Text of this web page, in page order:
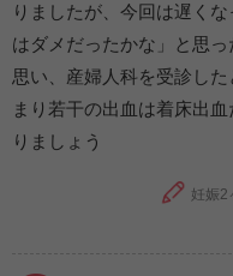
りましたが、今回は遅く
はダメだったかな」と思
思い、産婦人科を受診し
まり若干の出血は着床出
りましょう
妊娠2